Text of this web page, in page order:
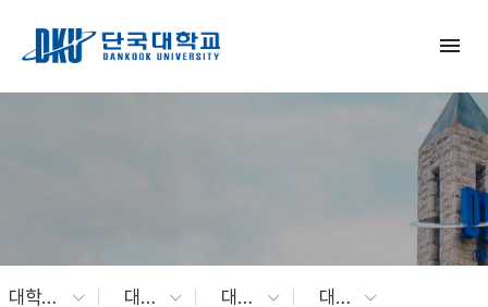
menu
대학소개 대학현황 대학주요회의 대학평의원회